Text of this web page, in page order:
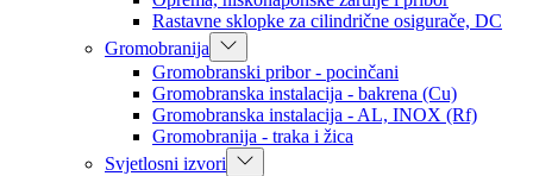
Rastavne sklopke za cilindrične osigurače, DC
Gromobranija
Gromobranski pribor - pocinčani
Gromobranska instalacija - bakrena (Cu)
Gromobranska instalacija - AL, INOX (Rf)
Gromobranija - traka i žica
Svjetlosni izvori